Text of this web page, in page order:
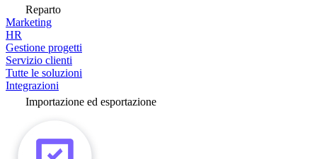
Reparto
Marketing
HR
Gestione progetti
Servizio clienti
Tutte le soluzioni
Integrazioni
Importazione ed esportazione